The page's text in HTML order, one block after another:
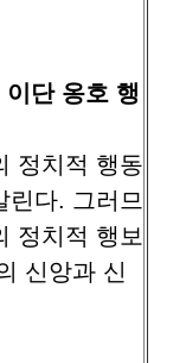
단 옹호 행
정치적 행동
린다. 그러므
정치적 행보
신앙과 신